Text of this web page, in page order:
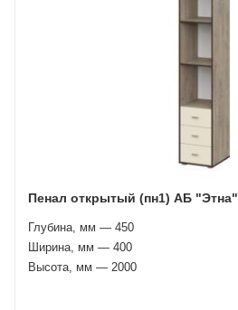
Пенал открытый (пн1) АБ "Этна"
Глубина, мм — 450
Ширина, мм — 400
Высота, мм — 2000